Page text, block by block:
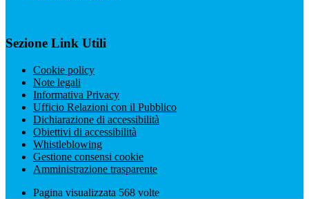
Sezione Link Utili
Cookie policy
Note legali
Informativa Privacy
Ufficio Relazioni con il Pubblico
Dichiarazione di accessibilità
Obiettivi di accessibilità
Whistleblowing
Gestione consensi cookie
Amministrazione trasparente
Pagina visualizzata 568 volte